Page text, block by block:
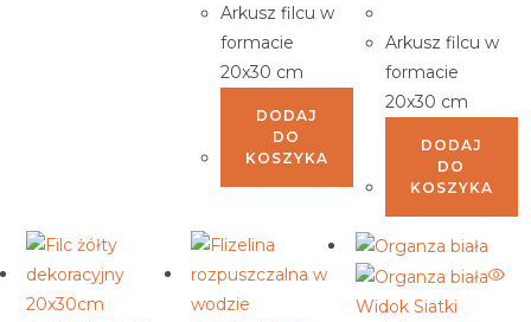
Arkusz filcu w
formacie
20x30 cm
DODAJ
DO
KOSZYKA
Arkusz filcu w
formacie
20x30 cm
DODAJ
DO
KOSZYKA
Widok Siatki